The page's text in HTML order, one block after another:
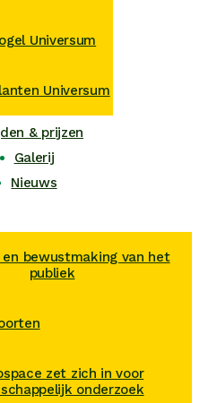
Universum
Universum
& prijzen
Galerij
Nieuws
bewustmaking van het
publiek
zet zich in voor
onderzoek